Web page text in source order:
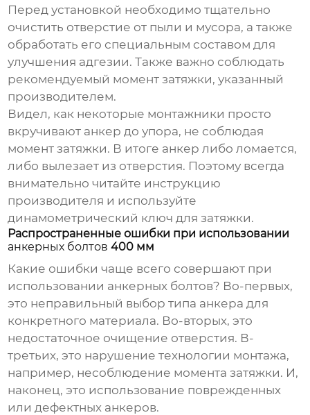
Перед установкой необходимо тщательно
очистить отверстие от пыли и мусора, а также
обработать его специальным составом для
улучшения адгезии. Также важно соблюдать
рекомендуемый момент затяжки, указанный
производителем.
Видел, как некоторые монтажники просто
вкручивают анкер до упора, не соблюдая
момент затяжки. В итоге анкер либо ломается,
либо вылезает из отверстия. Поэтому всегда
внимательно читайте инструкцию
производителя и используйте
динамометрический ключ для затяжки.
Распространенные ошибки при использовании
анкерных болтов 400 мм
Какие ошибки чаще всего совершают при
использовании анкерных болтов? Во-первых,
это неправильный выбор типа анкера для
конкретного материала. Во-вторых, это
недостаточное очищение отверстия. В-
третьих, это нарушение технологии монтажа,
например, несоблюдение момента затяжки. И,
наконец, это использование поврежденных
или дефектных анкеров.